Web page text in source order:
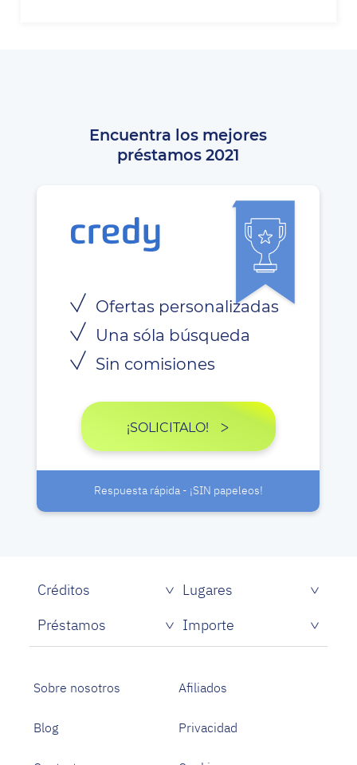
Encuentra los mejores
préstamos 2021
Ofertas personalizadas
Una sóla búsqueda
Sin comisiones
¡SOLICITALO!
Respuesta rápida - ¡SIN papeleos!
Créditos
Lugares
Préstamos
Importe
Sobre nosotros Afiliados
Blog Privacidad